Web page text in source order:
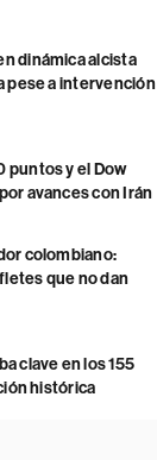
dinámica alcista
pese a intervención
puntos y el Dow
avances con Irán
colombiano:
que no dan
clave en los 155
histórica